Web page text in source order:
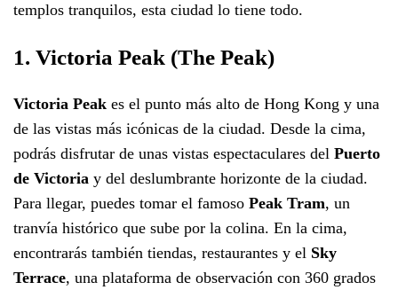
templos tranquilos, esta ciudad lo tiene todo.
1. Victoria Peak (The Peak)
Victoria Peak es el punto más alto de Hong Kong y una
de las vistas más icónicas de la ciudad. Desde la cima,
podrás disfrutar de unas vistas espectaculares del Puerto
de Victoria y del deslumbrante horizonte de la ciudad.
Para llegar, puedes tomar el famoso Peak Tram, un
tranvía histórico que sube por la colina. En la cima,
encontrarás también tiendas, restaurantes y el Sky
Terrace, una plataforma de observación con 360 grados